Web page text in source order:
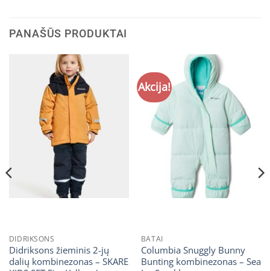
PANAŠŪS PRODUKTAI
DIDRIKSONS
Didriksons žieminis 2-jų
dalių kombinezonas – SKARE
Akcija!
BATAI
Columbia Snuggly Bunny
Bunting kombinezonas – Sea